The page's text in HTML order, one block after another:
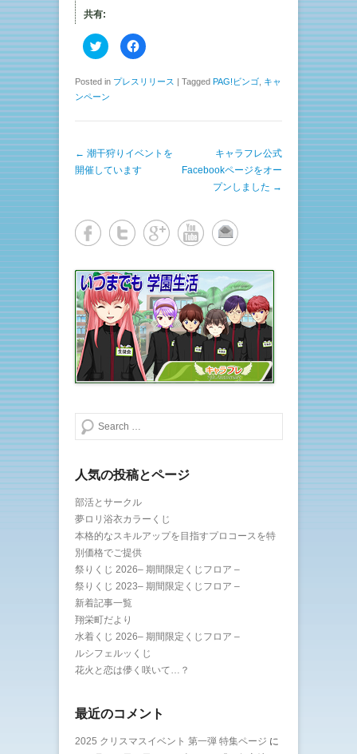
共有:
ク
リ
し
て
T
i
e
r
で
共
い
ウ
ィ
ウ
で
開
き
ま
す
)
F
a
b
で
す
る
に
し
て
く
い
(
新
し
い
ウ
ィ
ン
ド
ウ
で
開
き
)
Posted in プレスリリース Tagged PAG!ビンゴ キャ
ンペーン
投稿ナビゲーション
← 潮干狩りイベントを
開催しています
キャラフレ公式
Facebookページをオー
プンしました →
検索する
人気の投稿とページ
部活とサークル
夢ロリ浴衣カラーくじ
本格的なスキルアップを目指すプロコースを特
別価格でご提供
祭りくじ 2026– 期間限定くじフロア –
祭りくじ 2023– 期間限定くじフロア –
新着記事一覧
翔栄町だより
水着くじ 2026– 期間限定くじフロア –
ルシフェルッくじ
花火と恋は儚く咲いて…？
最近のコメント
2025 クリスマスイベント 第一弾 特集ページ に